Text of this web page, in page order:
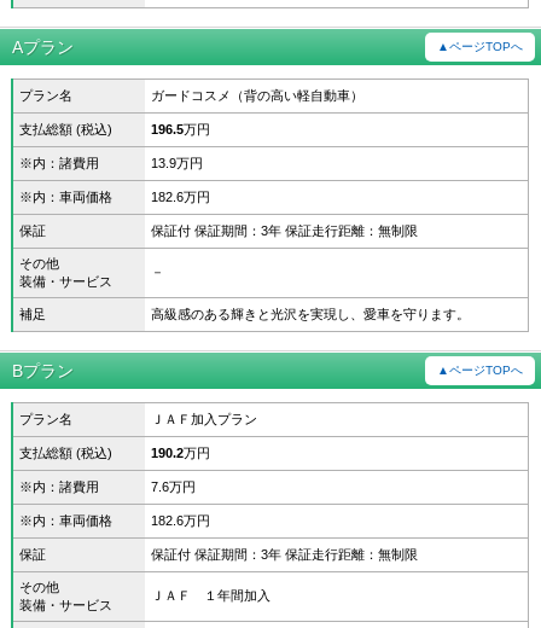
Aプラン ▲ページTOPへ
プラン名 ガードコスメ（背の高い軽自動車）
支払総額 (税込) 196.5万円
※内：諸費用 13.9万円
※内：車両価格 182.6万円
保証 保証付 保証期間：3年 保証走行距離：無制限
その他
装備・サービス
－
補足 高級感のある輝きと光沢を実現し、愛車を守ります。
Bプラン ▲ページTOPへ
プラン名 ＪＡＦ加入プラン
支払総額 (税込) 190.2万円
※内：諸費用 7.6万円
※内：車両価格 182.6万円
保証 保証付 保証期間：3年 保証走行距離：無制限
その他
装備・サービス
ＪＡＦ １年間加入